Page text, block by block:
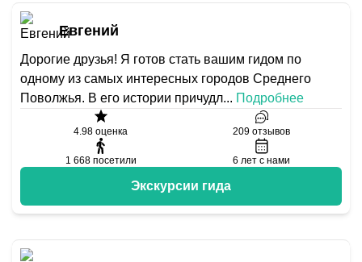
Евгений
Дорогие друзья! Я готов стать вашим гидом по
одному из самых интересных городов Среднего
Поволжья. В его истории причудл... Подробнее
4.98 оценка 209 отзывов
1 668 посетили 6 лет с нами
Экскурсии гида